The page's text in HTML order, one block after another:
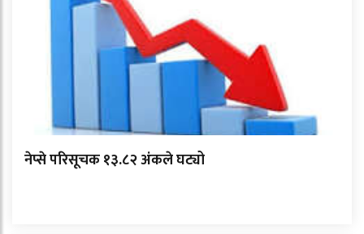
नेप्से परिसूचक १३.८२ अंकले घट्यो